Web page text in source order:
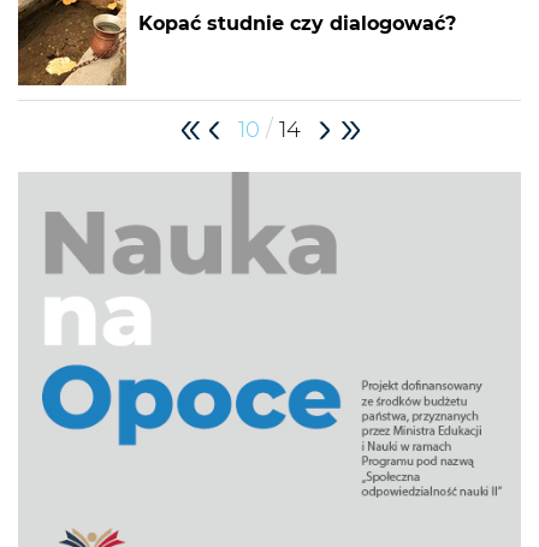
Kopać studnie czy dialogować?
10 / 14